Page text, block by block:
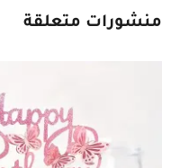
منشورات متعلقة